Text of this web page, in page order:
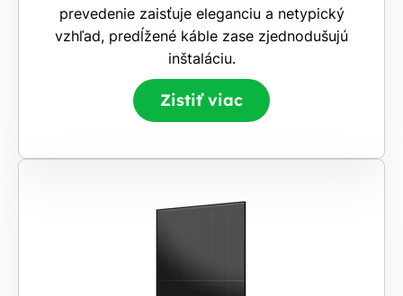
prevedenie zaisťuje eleganciu a netypický
vzhľad, predĺžené káble zase zjednodušujú
inštaláciu.
Zistiť viac